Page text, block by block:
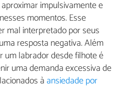
impulsivamente e
momentos. Esse
mal interpretado por seus
resposta negativa. Além
um labrador desde filhote é
uma demanda excessiva de
à ansiedade por